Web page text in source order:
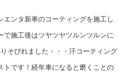
エンタ新車のコーティングを施工し
施工後はツヤツヤツルンツルンに
そびれました・・・汗コーティング
トです！経年車になると磨くことの